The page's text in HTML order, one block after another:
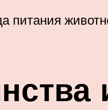
питания